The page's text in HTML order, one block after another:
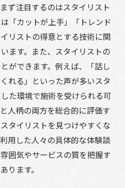
ず注目するのはスタイリスト
「カットが上手」「トレンド
リストの得意とする技術に関
ます。また、スタイリストの
ができます。例えば、「話し
れる」といった声が多いスタ
た環境で施術を受けられる可
人柄の両方を総合的に評価す
タイリストを見つけやすくな
用した人々の具体的な体験談
囲気やサービスの質を把握す
ります。